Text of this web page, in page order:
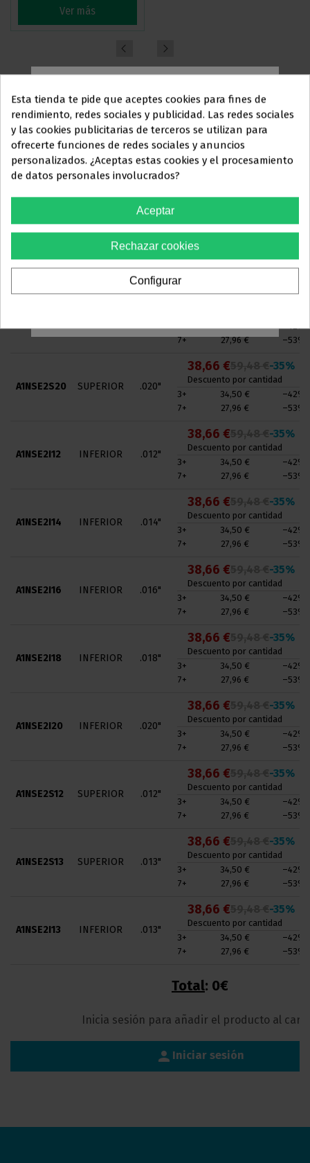
Este sitio web está dirigidoen
exclusivaa
PROFESIONALES DEL
SECTOR
ODONTOLÓGICO
Debes confirmar que eres
profesional dental
Ver más
ELIJA UN MODELO
Ref. Posición Medida Precio unitario
A1NSE2S14 SUPERIOR .014"
38,66 €59,48 €-35%
SUPERIOR .016"
38,66 €59,48 €-35%
Descuento por cantidad
3+
34,50 €
–42%
7+
27,96 € –53%
38,66 €59,48 €-35%
3+
34,50 €
–42%
7+
27,96 € –53%
A1NSE2S20 SUPERIOR .020"
38,66 € -35%
Descuento por cantidad
3+
34,50 €
–42%
7+
27,96 € –53%
A1NSE2I12 INFERIOR .012"
38,66 € -35%
Descuento por cantidad
3+
34,50 €
–42%
7+
27,96 € –53%
A1NSE2I14 INFERIOR .014"
38,66 € -35%
Descuento por cantidad
3+
34,50 €
–42%
7+
27,96 € –53%
A1NSE2I16 INFERIOR .016"
38,66 € -35%
Descuento por cantidad
3+
34,50 €
–42%
7+
27,96 € –53%
A1NSE2I18 INFERIOR .018"
38,66 € -35%
Descuento por cantidad
3+
34,50 €
–42%
7+
27,96 € –53%
A1NSE2I20 INFERIOR .020"
38,66 € -35%
Descuento por cantidad
3+
34,50 €
–42%
7+
27,96 € –53%
A1NSE2S12 SUPERIOR .012"
38,66 € -35%
Descuento por cantidad
3+
34,50 €
–42%
7+
27,96 € –53%
A1NSE2S13 SUPERIOR .013"
38,66 € -35%
Descuento por cantidad
3+
34,50 €
–42%
7+
27,96 € –53%
A1NSE2I13 INFERIOR .013"
38,66 € -35%
Descuento por cantidad
3+
34,50 €
–42%
7+
27,96 € –53%
Total: 0€
Inicia sesión para añadir el producto al
person Iniciar sesión
Esta tienda te pide que aceptes cookies para fines de
rendimiento, redes sociales y publicidad. Las redes sociales
y las cookies publicitarias de terceros se utilizan para
ofrecerte funciones de redes sociales y anuncios
personalizados. ¿Aceptas estas cookies y el procesamiento
de datos personales involucrados?
Aceptar
Rechazar cookies
Configurar